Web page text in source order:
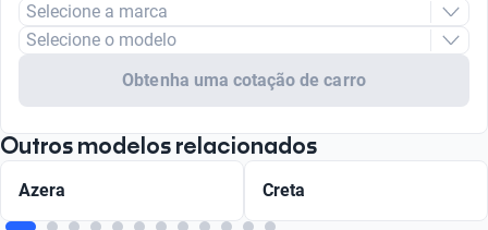
Selecione a marca
Selecione o modelo
Obtenha uma cotação de carro
Outros modelos relacionados
Azera Creta